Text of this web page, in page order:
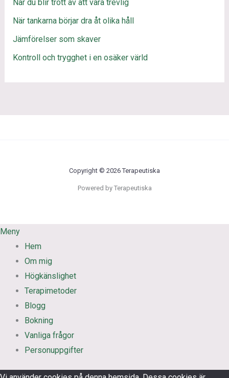
När du blir trött av att vara trevlig
När tankarna börjar dra åt olika håll
Jämförelser som skaver
Kontroll och trygghet i en osäker värld
Copyright © 2026 Terapeutiska
Powered by Terapeutiska
Meny
Hem
Om mig
Högkänslighet
Terapimetoder
Blogg
Bokning
Vanliga frågor
Personuppgifter